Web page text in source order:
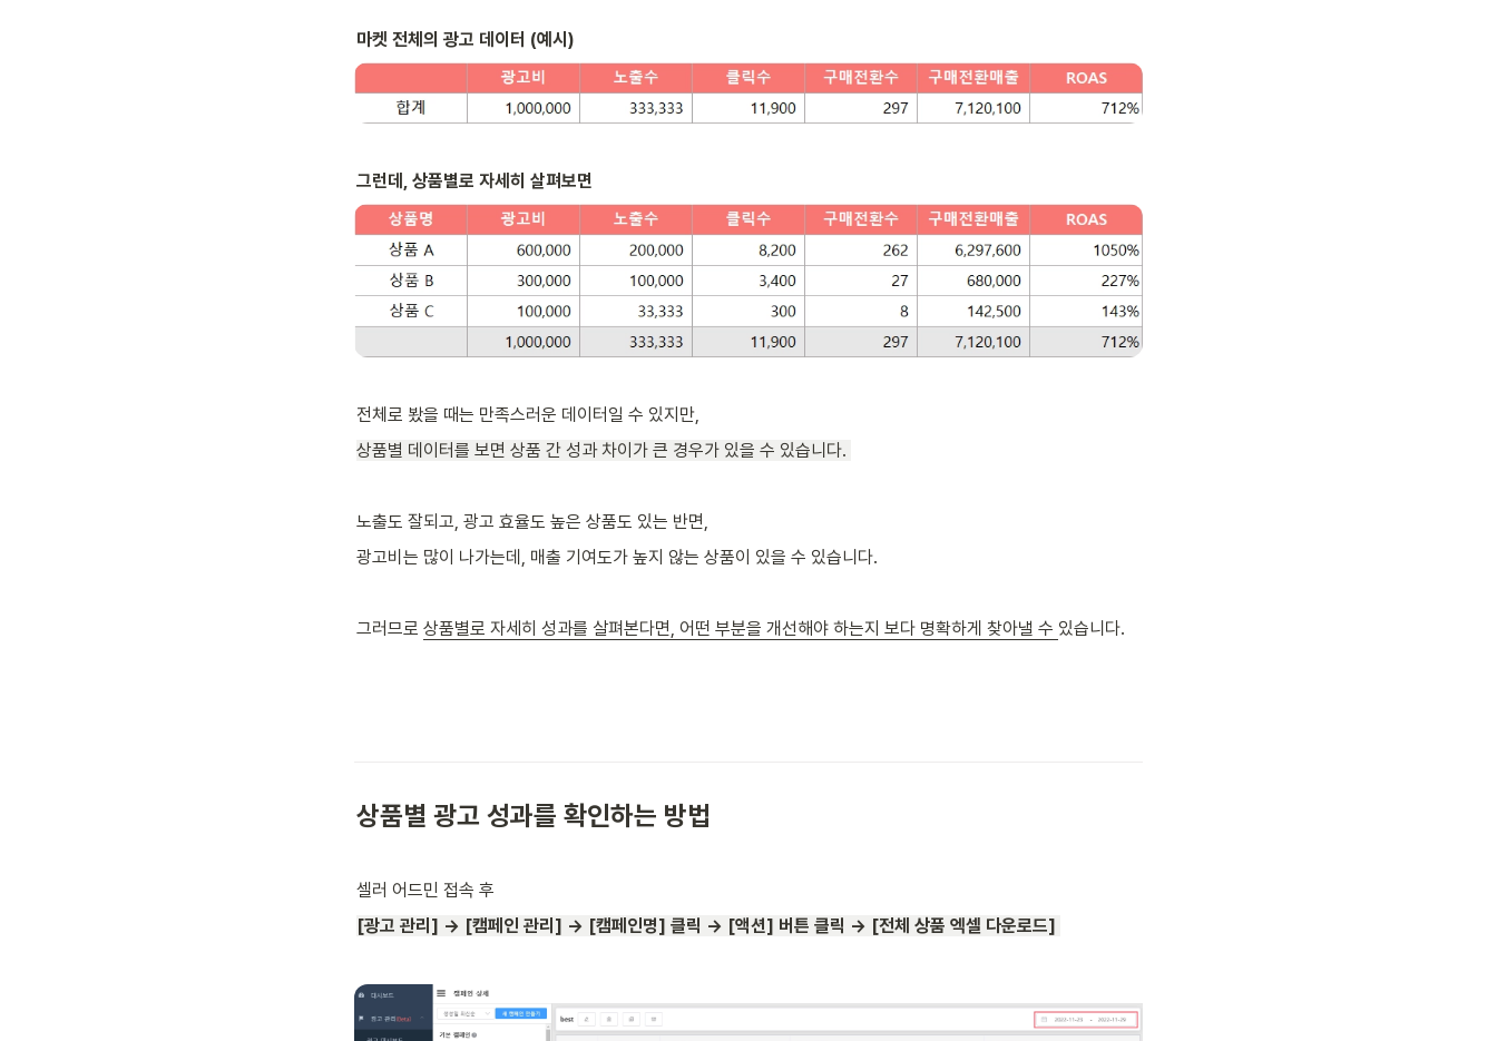
마켓 전체의 광고 데이터 (예시)
그런데, 상품별로 자세히 살펴보면
전체로 봤을 때는 만족스러운 데이터일 수 있지만,
상품별 데이터를 보면 상품 간 성과 차이가 큰 경우가 있을 수 있습니다.
노출도 잘되고, 광고 효율도 높은 상품도 있는 반면,
광고비는 많이 나가는데, 매출 기여도가 높지 않는 상품이 있을 수 있습니다.
그러므로 상품별로 자세히 성과를 살펴본다면, 어떤 부분을 개선해야 하는지 보다 명확하게 찾아낼 수 있습니다.
상품별 광고 성과를 확인하는 방법
셀러 어드민 접속 후
[광고 관리] → [캠페인 관리] → [캠페인명] 클릭 → [액션] 버튼 클릭 → [전체 상품 엑셀 다운로드]